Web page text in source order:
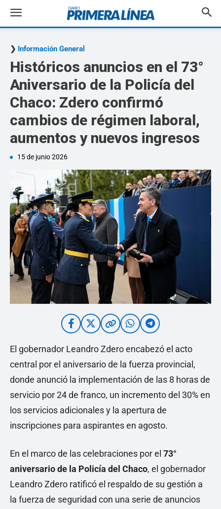
Información General
Históricos anuncios en el 73°
Aniversario de la Policía del
Chaco: Zdero confirmó
cambios de régimen laboral,
aumentos y nuevos ingresos
15 de junio 2026
El gobernador Leandro Zdero encabezó el acto
central por el aniversario de la fuerza provincial,
donde anunció la implementación de las 8 horas de
servicio por 24 de franco, un incremento del 30% en
los servicios adicionales y la apertura de
inscripciones para aspirantes en agosto.
En el marco de las celebraciones por el 73°
aniversario de la Policía del Chaco, el gobernador
Leandro Zdero ratificó el respaldo de su gestión a
la fuerza de seguridad con una serie de anuncios